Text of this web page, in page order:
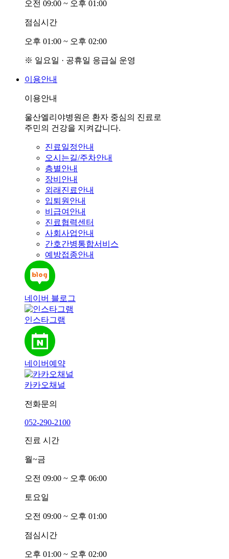
오전 09:00 ~ 오후 01:00
점심시간
오후 01:00 ~ 오후 02:00
※ 일요일 · 공휴일 응급실 운영
이용안내
이용안내
울산엘리야병원은 환자 중심의 진료로
주민의 건강을 지켜갑니다.
진료일정안내
오시는길/주차안내
층별안내
장비안내
외래진료안내
입퇴원안내
비급여안내
진료협력센터
사회사업안내
간호간병통합서비스
예방접종안내
네이버 블로그
인스타그램
네이버예약
카카오채널
전화문의
052-290-2100
진료 시간
월~금
오전 09:00 ~ 오후 06:00
토요일
오전 09:00 ~ 오후 01:00
점심시간
오후 01:00 ~ 오후 02:00